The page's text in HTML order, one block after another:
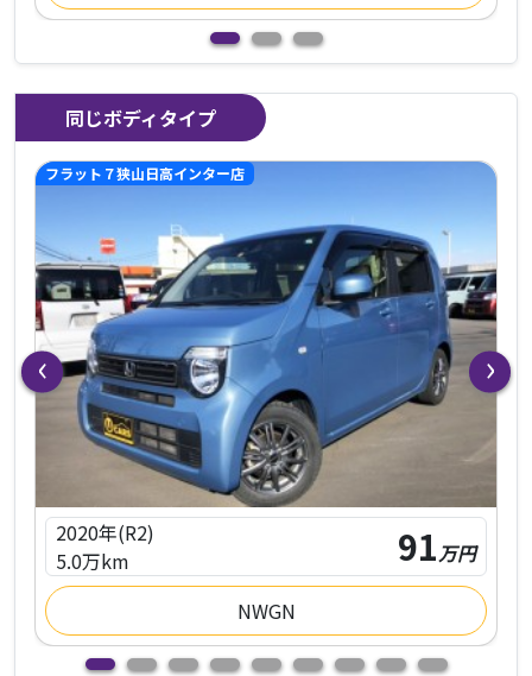
同じボディタイプ
フラット７狭山日高インター店
2020年(R2)
5.0万km
91万円
NWGN
‹ ›